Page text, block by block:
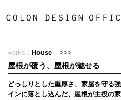
works： House >>>
屋根が覆う、屋根が魅せる
どっしりとした重厚さ、家屋を守る
インに落とし込んだ、屋根が主役の